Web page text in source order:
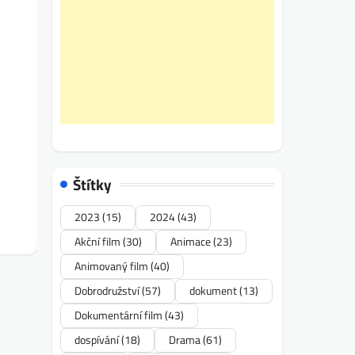
Štítky
2023(15) 2024(43)
Akční film(30) Animace(23)
Animovaný film(40)
Dobrodružství(57) dokument(13)
Dokumentární film(43)
dospívání(18) Drama(61)